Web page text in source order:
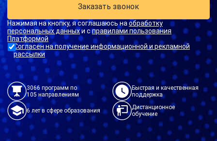
Заказать звонок
Нажимая на кнопку, я соглашаюсь на обработку
персональных данныхи справилами пользования
Платформой
Согласен на получение информационной и рекламной
рассылки
3066 программ по
105 направлениям
Быстрая и качественная
поддержка
6 лет в сфере образования
Дистанционное
обучение